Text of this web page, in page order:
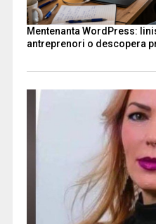
Mentenanta WordPress:
antreprenori o descopera